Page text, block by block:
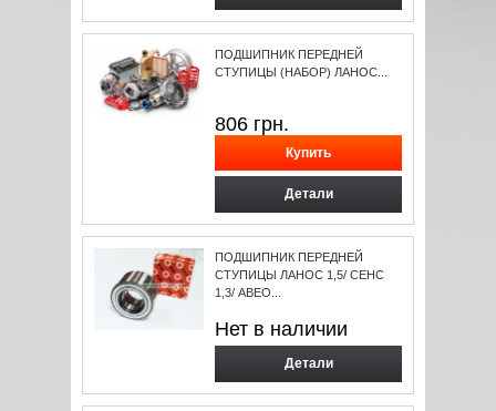
ПОДШИПНИК ПЕРЕДНЕЙ
СТУПИЦЫ (НАБОР) ЛАНОС...
806 грн.
Детали
ПОДШИПНИК ПЕРЕДНЕЙ
СТУПИЦЫ ЛАНОС 1,5/ СЕНС
1,3/ АВЕО...
Нет в наличии
Детали